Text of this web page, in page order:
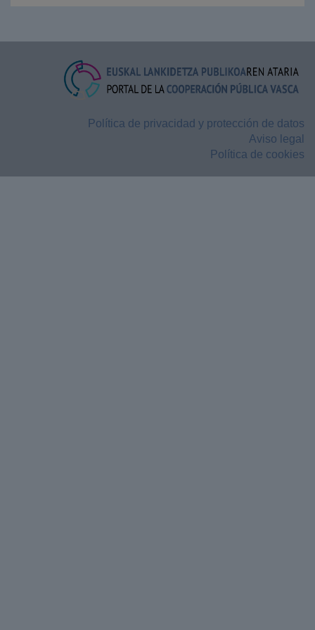
Política de privacidad y protección de datos
Aviso legal
Política de cookies